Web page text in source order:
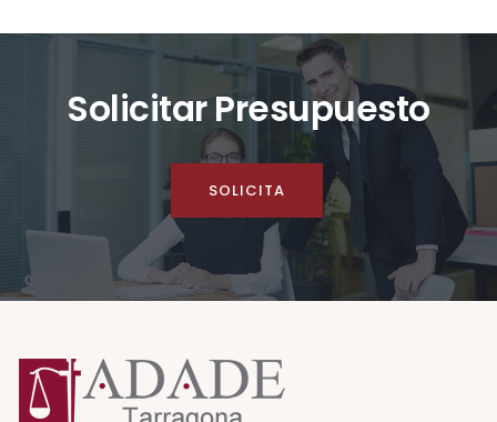
Solicitar Presupuesto
SOLICITA